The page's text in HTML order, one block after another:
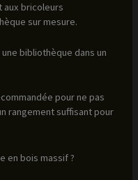
aux bricoleurs
sur mesure.
bibliothèque dans un
pour ne pas
rangement suffisant pour
en bois massif ?